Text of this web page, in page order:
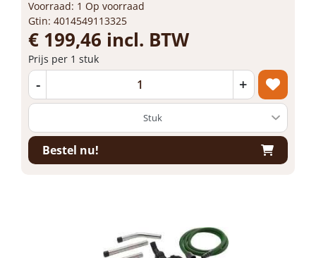
Voorraad: 1 Op voorraad
Gtin: 4014549113325
€ 199,46 incl. BTW
Prijs per 1 stuk
- +
Bestel nu!